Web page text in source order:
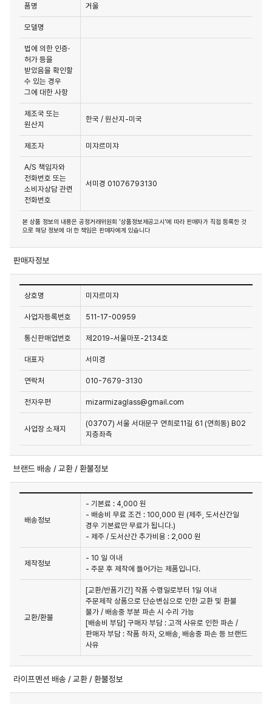
품명 거울
모델명
법에 의한 인증·
허가 등을
받았음을 확인할
수 있는 경우
그에 대한 사항
제조국 또는
원산지
한국 / 원산지-미국
제조자 미쟈르미쟈
A/S 책임자와
전화번호 또는
소비자상담 관련
전화번호
서미경 01076793130
본 상품 정보의 내용은 공정거래위원회 '상품정보제공고시'에 따라 판매자가 직접 등록한 것
으로 해당 정보에 대 한 책임은 판매자에게 있습니다
판매자정보
상호명 미쟈르미쟈
사업자등록번호 511-17-00959
통신판매업번호 제2019-서울마포-2134호
대표자 서미경
연락처 010-7679-3130
전자우편 mizarmizaglass@gmail.com
사업장 소재지
(03707) 서울 서대문구 연희로11길 61 (연희동) B02
지층좌측
브랜드 배송 / 교환 / 환불정보
배송정보
- 기본료 : 4,000 원
- 배송비 무료 조건 : 100,000 원 (제주, 도서산간일
경우 기본료만 무료가 됩니다.)
- 제주 / 도서산간 추가비용 : 2,000 원
제작정보
- 10 일 이내
- 주문 후 제작에 들어가는 제품입니다.
교환/환불
[교환/반품기간] 작품 수령일로부터 1일 이내
주문제작 상품으로 단순변심으로 인한 교환 및 환불
불가 / 배송중 부분 파손 시 수리 가능
[배송비 부담] 구매자 부담 : 고객 사유로 인한 파손 /
판매자 부담 : 작품 하자, 오배송, 배송중 파손 등 브랜드
사유
라이프멘션 배송 / 교환 / 환불정보